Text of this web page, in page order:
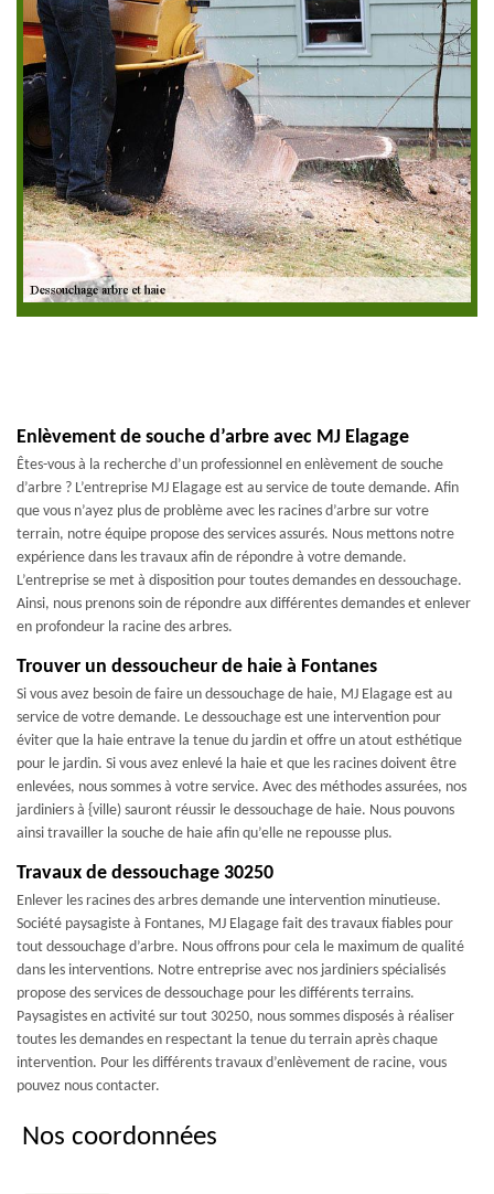
Enlèvement de souche d’arbre avec MJ Elagage
Êtes-vous à la recherche d’un professionnel en enlèvement de souche
d’arbre ? L’entreprise MJ Elagage est au service de toute demande. Afin
que vous n’ayez plus de problème avec les racines d’arbre sur votre
terrain, notre équipe propose des services assurés. Nous mettons notre
expérience dans les travaux afin de répondre à votre demande.
L’entreprise se met à disposition pour toutes demandes en dessouchage.
Ainsi, nous prenons soin de répondre aux différentes demandes et enlever
en profondeur la racine des arbres.
Trouver un dessoucheur de haie à Fontanes
Si vous avez besoin de faire un dessouchage de haie, MJ Elagage est au
service de votre demande. Le dessouchage est une intervention pour
éviter que la haie entrave la tenue du jardin et offre un atout esthétique
pour le jardin. Si vous avez enlevé la haie et que les racines doivent être
enlevées, nous sommes à votre service. Avec des méthodes assurées, nos
jardiniers à {ville) sauront réussir le dessouchage de haie. Nous pouvons
ainsi travailler la souche de haie afin qu’elle ne repousse plus.
Travaux de dessouchage 30250
Enlever les racines des arbres demande une intervention minutieuse.
Société paysagiste à Fontanes, MJ Elagage fait des travaux fiables pour
tout dessouchage d’arbre. Nous offrons pour cela le maximum de qualité
dans les interventions. Notre entreprise avec nos jardiniers spécialisés
propose des services de dessouchage pour les différents terrains.
Paysagistes en activité sur tout 30250, nous sommes disposés à réaliser
toutes les demandes en respectant la tenue du terrain après chaque
intervention. Pour les différents travaux d’enlèvement de racine, vous
pouvez nous contacter.
Nos coordonnées